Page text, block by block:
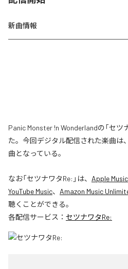
新曲情報
Panic Monster !n Wonderlandの「セ
た。今回デジタル配信された楽曲は
曲となっている。
なお「セツナワタRe: 」は、 Apple Music
YouTube Music、 Amazon Music
聴くことができる。
各配信サービス： セツナワタRe: